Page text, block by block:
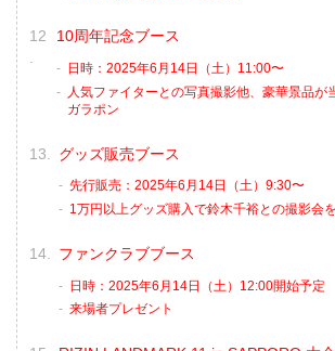
10周年記念ブース
日時：2025年6月14日（土）11:00〜
人気ファイターとの写真撮影他、豪華景品が
ガラポン
グッズ販売ブース
先行販売：2025年6月14日（土）9:30〜
1万円以上グッズ購入で鈴木千裕との撮影会
ファンクラブブース
日時：2025年6月14日（土）12:00開始予定
来場者プレゼント